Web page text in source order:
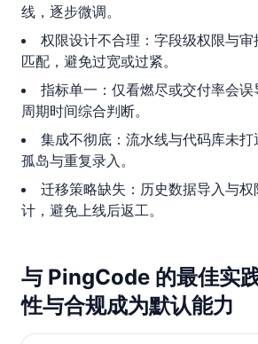
线，逐步微调。
权限设计不合理：字段级权限与
匹配，避免过宽或过紧。
指标单一：仅看燃尽或交付率会
周期时间综合判断。
集成不彻底：流水线与代码库未
孤岛与重复录入。
迁移策略缺失：历史数据导入与
计，避免上线后返工。
与 PingCode 的最佳实
性与合规成为默认能力